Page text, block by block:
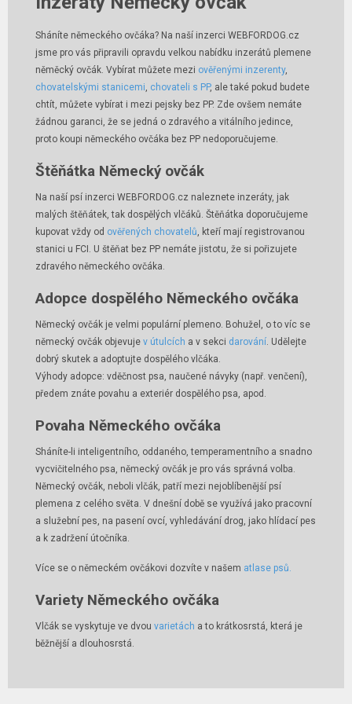
Sháníte německého ovčáka? Na naší inzerci WEBFORDOG.cz
jsme pro vás připravili opravdu velkou nabídku inzerátů plemene
něměcký ovčák. Vybírat můžete mezi ověřenými inzerenty,
chovatelskými stanicemi, chovateli s PP, ale také pokud budete
chtít, můžete vybírat i mezi pejsky bez PP. Zde ovšem nemáte
žádnou garanci, že se jedná o zdravého a vitálního jedince,
proto koupi německého ovčáka bez PP nedoporučujeme.
Štěňátka Německý ovčák
Na naší psí inzerci WEBFORDOG.cz naleznete inzeráty, jak
malých štěňátek, tak dospělých vlčáků. Štěňátka doporučujeme
kupovat vždy od ověřených chovatelů, kteří mají registrovanou
stanici u FCI. U štěňat bez PP nemáte jistotu, že si pořizujete
zdravého německého ovčáka.
Adopce dospělého Německého ovčáka
Německý ovčák je velmi populární plemeno. Bohužel, o to víc se
německý ovčák objevuje v útulcích a v sekci darování. Udělejte
dobrý skutek a adoptujte dospělého vlčáka.
Výhody adopce: vděčnost psa, naučené návyky (např. venčení),
předem znáte povahu a exteriér dospělého psa, apod.
Povaha Německého ovčáka
Sháníte-li inteligentního, oddaného, temperamentního a snadno
vycvičitelného psa, německý ovčák je pro vás správná volba.
Německý ovčák, neboli vlčák, patří mezi nejoblíbenější psí
plemena z celého světa. V dnešní době se využívá jako pracovní
a služební pes, na pasení ovcí, vyhledávání drog, jako hlídací pes
a k zadržení útočníka.
Více se o německém ovčákovi dozvíte v našem atlase psů.
Variety Německého ovčáka
Vlčák se vyskytuje ve dvou varietách a to krátkosrstá, která je
běžnější a dlouhosrstá.